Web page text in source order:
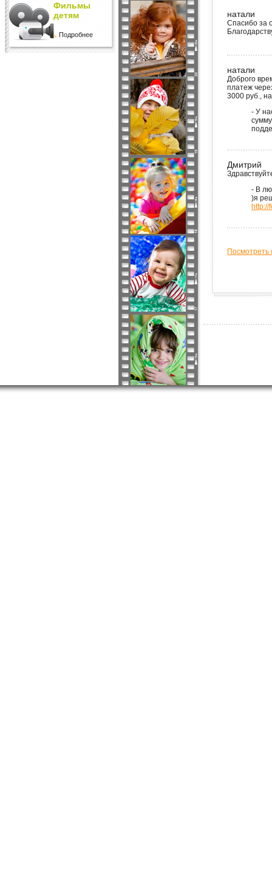
Фильмы
детям
Подробнее
натали
Спасибо за
натали
Доброго
платеж
3000 руб.,
- У
Дмитрий
- В
)я
http://
Посмотреть